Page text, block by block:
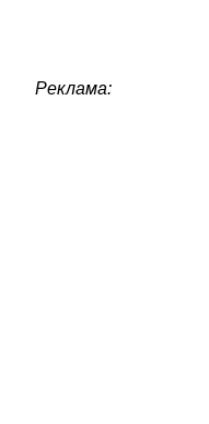
Реклама: